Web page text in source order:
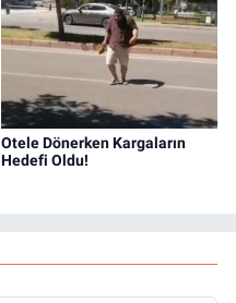
Otele Dönerken Kargaların
Hedefi Oldu!